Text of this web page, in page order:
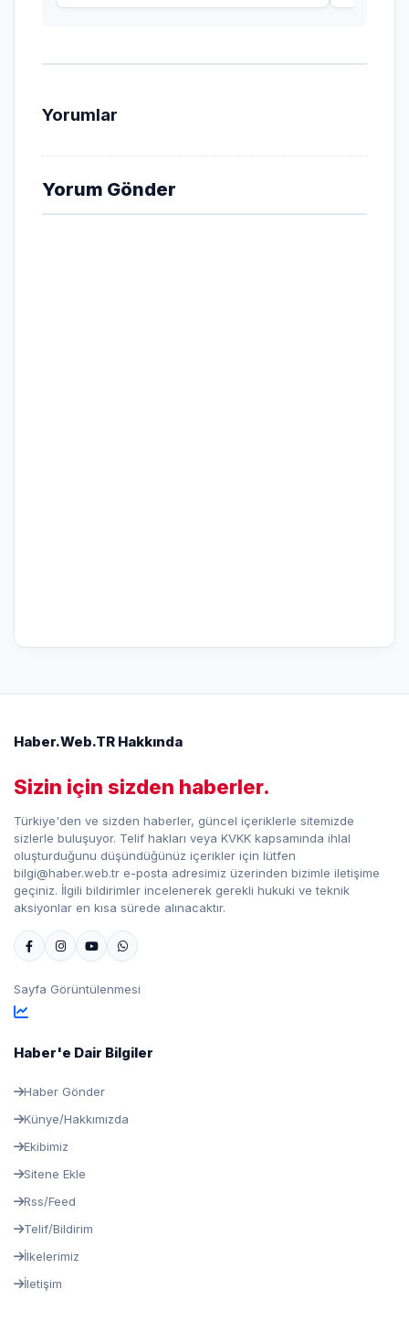
Yorumlar
Yorum Gönder
Haber.Web.TR Hakkında
Sizin için sizden haberler.
Türkiye'den ve sizden haberler, güncel içeriklerle sitemizde
sizlerle buluşuyor. Telif hakları veya KVKK kapsamında ihlal
oluşturduğunu düşündüğünüz içerikler için lütfen
bilgi@haber.web.tr e-posta adresimiz üzerinden bizimle iletişime
geçiniz. İlgili bildirimler incelenerek gerekli hukuki ve teknik
aksiyonlar en kısa sürede alınacaktır.
Sayfa Görüntülenmesi
Haber'e Dair Bilgiler
Haber Gönder
Künye/Hakkımızda
Ekibimiz
Sitene Ekle
Rss/Feed
Telif/Bildirim
İlkelerimiz
İletişim